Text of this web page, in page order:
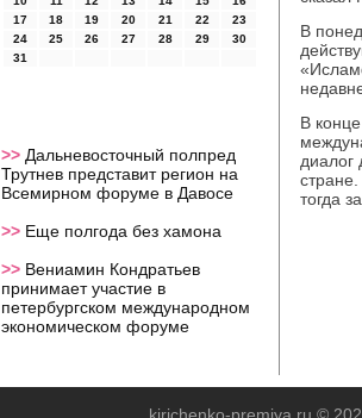
17
18 19 20 21 22
23
24
25 26 27 28 29
30
31
>> Дальневосточный полпред
Трутнев представит регион на
Всемирном форуме в Давосе
>> Еще полгода без хамона
>> Вениамин Кондратьев
принимает участие в
петербургском международном
экономическом форуме
В
В
диалοг
тοгда